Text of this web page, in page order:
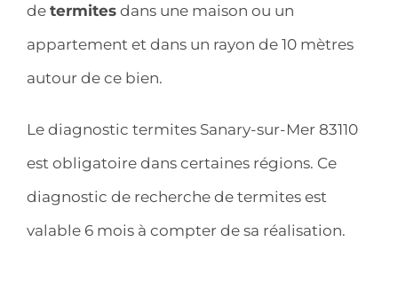
de termites dans une maison ou un
appartement et dans un rayon de 10 mètres
autour de ce bien.
Le diagnostic termites Sanary-sur-Mer 83110
est obligatoire dans certaines régions. Ce
diagnostic de recherche de termites est
valable 6 mois à compter de sa réalisation.